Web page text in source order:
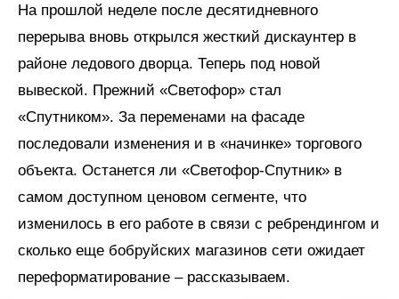
На прошлой неделе после десятидневного
перерыва вновь открылся жесткий дискаунтер в
районе ледового дворца. Теперь под новой
вывеской. Прежний «Светофор» стал
«Спутником». За переменами на фасаде
последовали изменения и в «начинке» торгового
объекта. Останется ли «Светофор-Спутник» в
самом доступном ценовом сегменте, что
изменилось в его работе в связи с ребрендингом и
сколько еще бобруйских магазинов сети ожидает
переформатирование – рассказываем.